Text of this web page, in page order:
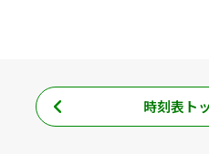
時刻表ト